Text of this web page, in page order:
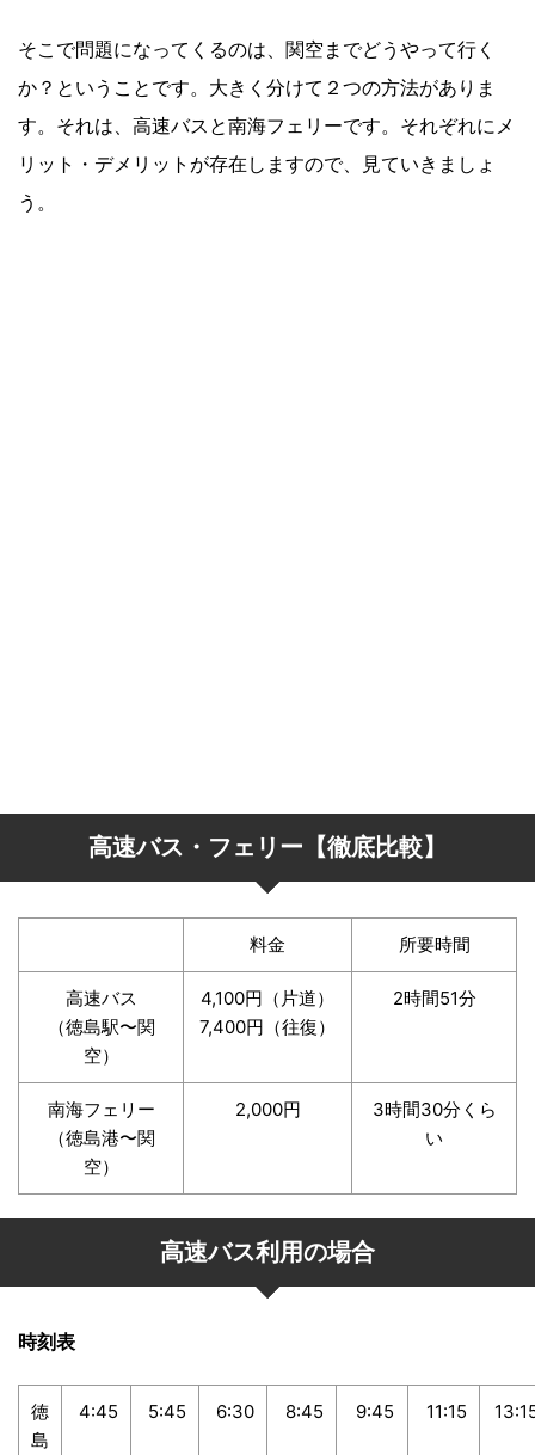
そこで問題になってくるのは、関空までどうやって行く
か？ということです。大きく分けて２つの方法がありま
す。それは、高速バスと南海フェリーです。それぞれにメ
リット・デメリットが存在しますので、見ていきましょ
う。
高速バス・フェリー【徹底比較】
料金 所要時間
高速バス
（徳島駅〜関
空）
4,100円（片道）
7,400円（往復）
2時間51分
南海フェリー
（徳島港〜関
空）
2,000円
3時間30分くら
い
高速バス利用の場合
時刻表
徳
島
4:45 5:45 6:30 8:45 9:45 11:15